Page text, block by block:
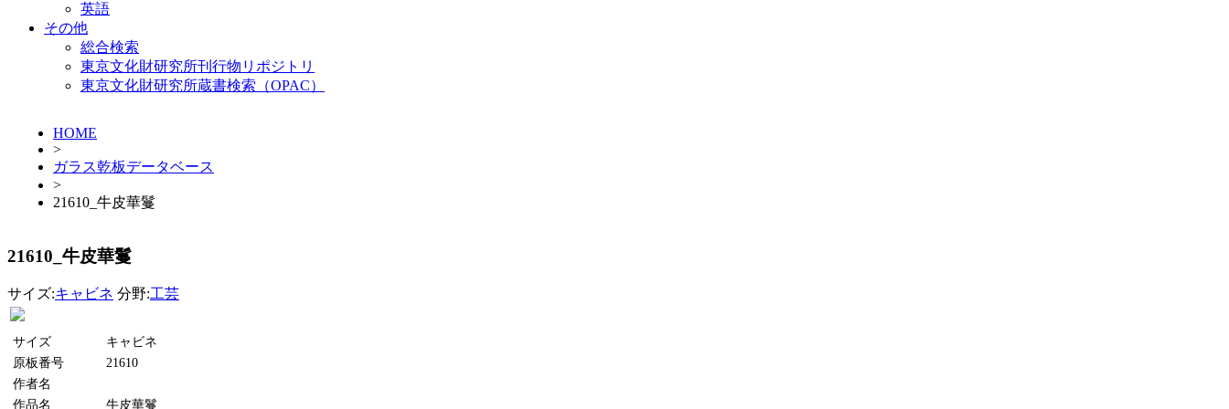
英語
その他
総合検索
東京文化財研究所刊行物リポジトリ
東京文化財研究所蔵書検索（OPAC）
HOME
>
ガラス乾板データベース
>
21610_牛皮華鬘
21610_牛皮華鬘
サイズ:キャビネ 分野:工芸
サイズ
キャビネ
原板番号
21610
作者名
作品名
牛皮華鬘